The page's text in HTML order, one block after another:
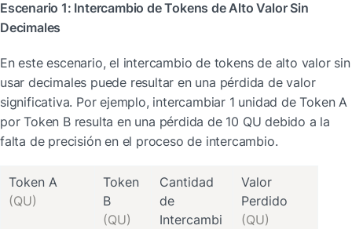
Escenario 1: Intercambio de Tokens de Alto Valor Sin
Decimales
En este escenario, el intercambio de tokens de alto valor sin
usar decimales puede resultar en una pérdida de valor
significativa. Por ejemplo, intercambiar 1 unidad de Token A
por Token B resulta en una pérdida de 10 QU debido a la
falta de precisión en el proceso de intercambio.
(QU)
Token
(QU)
Cantidad
de
Intercambi
Valor
(QU)